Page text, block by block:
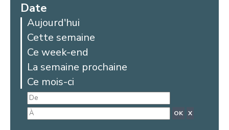
Date
Aujourd'hui
Cette semaine
Ce week-end
La semaine prochaine
Ce mois-ci
OK X